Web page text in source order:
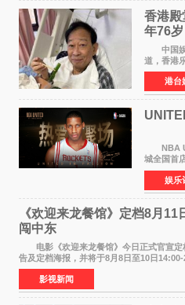
香港殿
年76岁​
中国娱
道，香港
月5日上午
露，黎彼
持续衰退
港台
NBA
城全国首
爱 2026
州正弘城
娱乐
《欢迎来龙餐馆》定档8月
闯中东
电影《欢迎来龙餐馆》今日正式官宣定
告及定档海报，并将于8月8日至10日
食大片，影片讲述的是中国厨师徐福（沈腾
影视新闻